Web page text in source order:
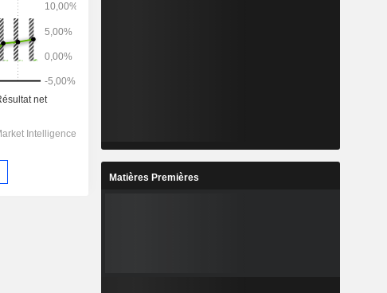
Matières Premières